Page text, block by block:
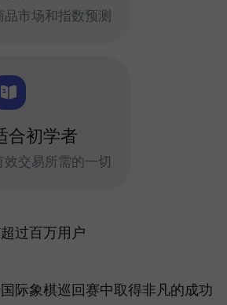
品市场和指数预测
合初学者
效交易所需的一切
过百万用户
际象棋巡回赛中取得非凡的成功